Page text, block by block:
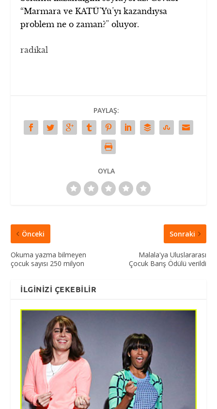
“Marmara ve KATÜ’Yü’yı kazandıysa
problem ne o zaman?” oluyor.
radikal
PAYLAŞ:
OYLA
Önceki
Okuma yazma bilmeyen
çocuk sayısı 250 milyon
Sonraki
Malala'ya Uluslararası
Çocuk Barış Ödülü verildi
İLGINIZI ÇEKEBILIR